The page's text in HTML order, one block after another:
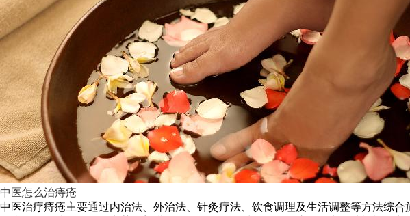
中医怎么治痔疮
中医治疗痔疮主要通过内治法、外治法、针灸疗法、饮食调理及生活调整等方法综